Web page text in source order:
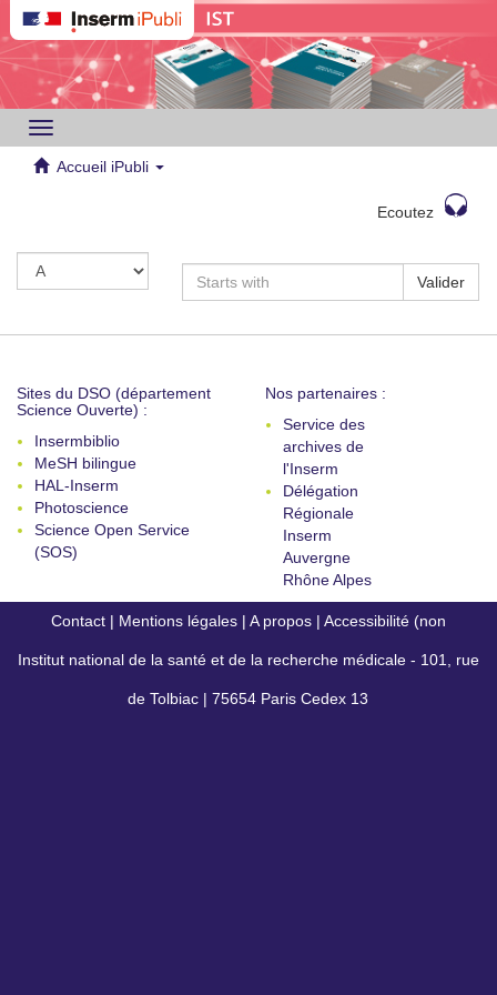
Toggle
navigation
Accueil iPubli
Ecoutez
Valider
Sites du DSO (département
Science Ouverte) :
Insermbiblio
MeSH bilingue
HAL-Inserm
Photoscience
Science Open Service
(SOS)
Nos partenaires :
Service des
archives de
l'Inserm
Délégation
Régionale
Inserm
Auvergne
Rhône Alpes
Contact | Mentions légales | A propos | Accessibilité (non
conforme)
Institut national de la santé et de la recherche médicale - 101, rue
de Tolbiac | 75654 Paris Cedex 13